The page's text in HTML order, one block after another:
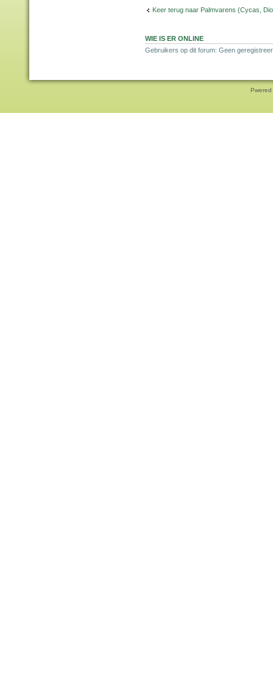
Keer terug naar Palmvarens (Cycas,
WIE IS ER ONLINE
Gebruikers op dit forum: Geen